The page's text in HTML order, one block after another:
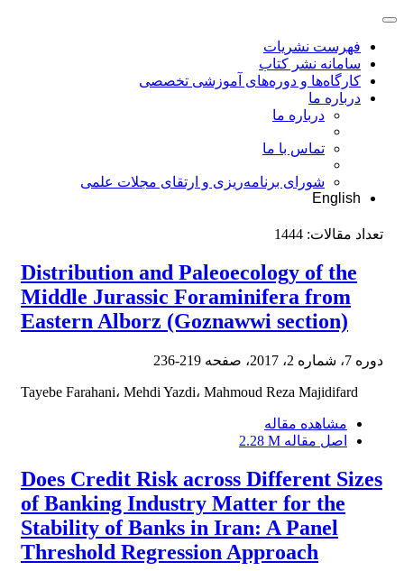
فهرست نشریات
سامانه نشر کتاب
کارگاه‌ها و دوره‌های آموزشی تخصصی
درباره ما
درباره ما
تماس با ما
شورای برنامه‌ریزی و ارتقای مجلات علمی
English
تعداد مقالات: 1444
Distribution and Paleoecology of the
Middle Jurassic Foraminifera from
Eastern Alborz (Goznawwi section)
دوره 7، شماره 2، 2017، صفحه 219-236
Tayebe Farahani، Mehdi Yazdi، Mahmoud Reza Majidifard
مشاهده مقاله
اصل مقاله 2.28 M
Does Credit Risk across Different Sizes
of Banking Industry Matter for the
Stability of Banks in Iran: A Panel
Threshold Regression Approach